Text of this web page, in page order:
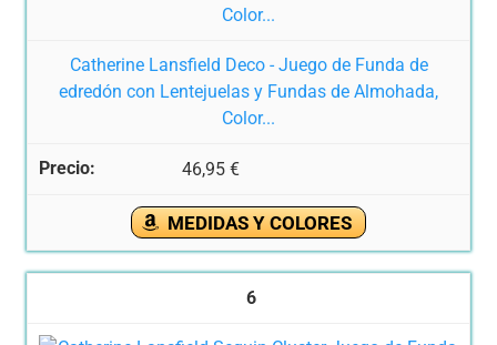
Catherine Lansfield Deco - Juego de Funda de
edredón con Lentejuelas y Fundas de Almohada,
Color...
46,95 €
MEDIDAS Y COLORES
6